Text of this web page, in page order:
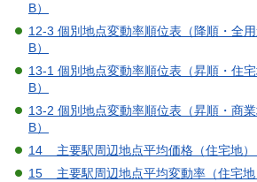
B）
12-3 個別地点変動率順位表（降順・全
B）
13-1 個別地点変動率順位表（昇順・住
B）
13-2 個別地点変動率順位表（昇順・商
B）
14 主要駅周辺地点平均価格（住宅地）
15 主要駅周辺地点平均変動率（住宅地